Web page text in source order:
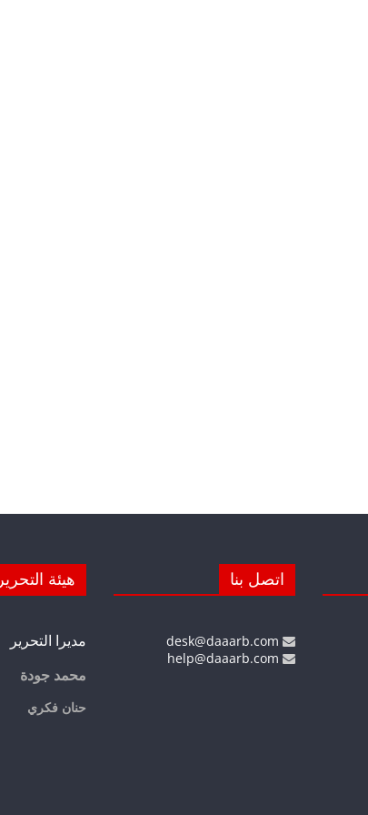
اتصل بنا هيئة التحرير
مديرا التحرير
محمد جودة
حنان فكري